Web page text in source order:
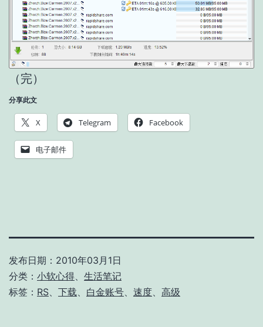
（完）
分享此文
X Telegram Facebook
电子邮件
发布日期： 2010年03月1日
分类： 小软心得、 生活笔记
标签： RS、 下载、 白金账号、 速度、 高级